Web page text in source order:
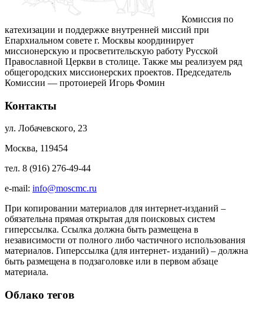
Комиссия по
катехизации и поддержке внутренней миссий при
Епархиальном совете г. Москвы координирует
миссионерскую и просветительскую работу Русской
Православной Церкви в столице. Также мы реализуем ряд
общегородских миссионерских проектов. Председатель
Комиссии — протоиерей Игорь Фомин
Контакты
ул. Лобачевского, 23
Москва, 119454
тел. 8 (916) 276-49-44
e-mail: info@moscmc.ru
При копировании материалов для интернет-изданий –
обязательна прямая открытая для поисковых систем
гиперссылка. Ссылка должна быть размещена в
независимости от полного либо частичного использования
материалов. Гиперссылка (для интернет- изданий) – должна
быть размещена в подзаголовке или в первом абзаце
материала.
Облако тегов